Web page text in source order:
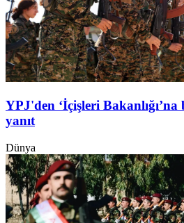
YPJ'den ‘İçişleri Bakanlığı’na
yanıt
Dünya